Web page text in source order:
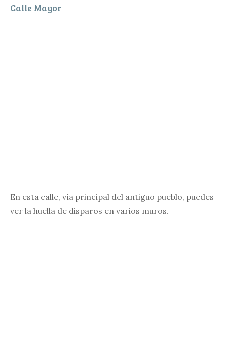
Calle Mayor
En esta calle, vía principal del antiguo pueblo, puedes
ver la huella de disparos en varios muros.